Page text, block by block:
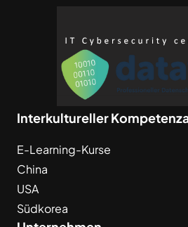
Interkultureller
E-Learning-Kurse
China
USA
Südkorea